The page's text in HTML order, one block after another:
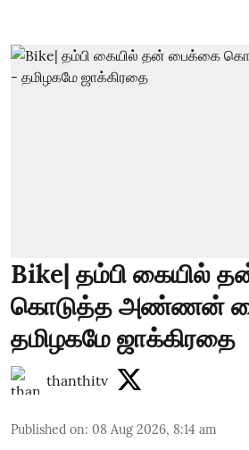
Bike| தம்பி கையில்
கொடுத்த அண்ணன்
தமிழகமே ஜாக்கிரதை
thanthitv
Published on: 08 Aug 2026, 8:14 am